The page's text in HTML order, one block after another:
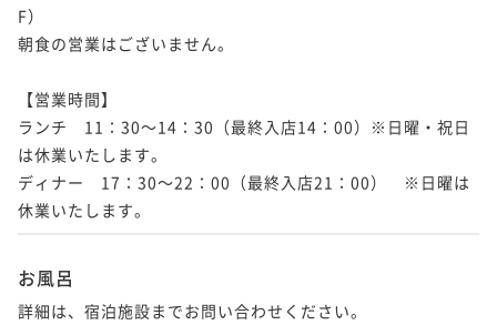
F）
朝食の営業はございません。
【営業時間】
ランチ　11：30～14：30（最終入店14：00）※日曜・祝日
は休業いたします。
ディナー　17：30～22：00（最終入店21：00）　※日曜は
休業いたします。
お風呂
詳細は、宿泊施設までお問い合わせください。